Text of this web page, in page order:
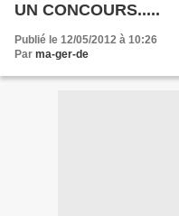
UN CONCOURS.....
Publié le 12/05/2012 à 10:26
Par ma-ger-de